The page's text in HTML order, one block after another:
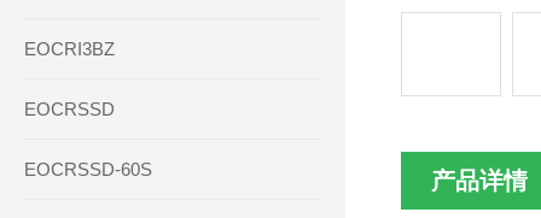
EOCRI3BZ
EOCRSSD
EOCRSSD-60S 产品详情